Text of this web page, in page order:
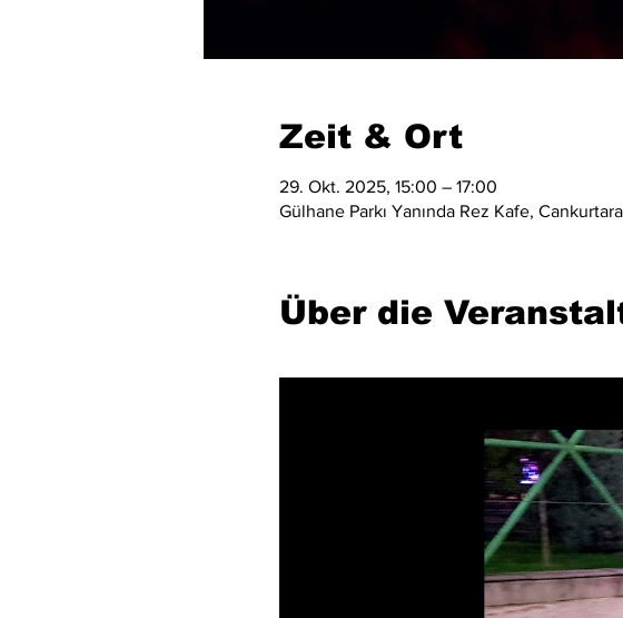
Zeit & Ort
29. Okt. 2025, 15:00 – 17:00
Gülhane Parkı Yanında Rez Kafe,
Über die